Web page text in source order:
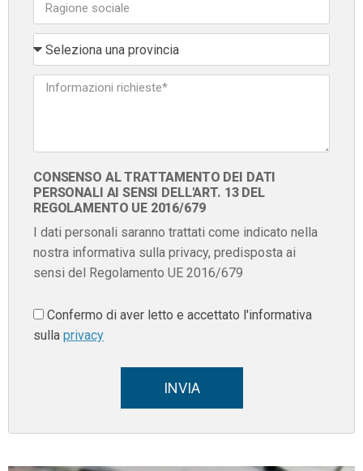
CONSENSO AL TRATTAMENTO DEI DATI
PERSONALI AI SENSI DELL'ART. 13 DEL
REGOLAMENTO UE 2016/679
I dati personali saranno trattati come indicato nella
nostra informativa sulla privacy, predisposta ai
sensi del Regolamento UE 2016/679
Confermo di aver letto e accettato l'informativa
sulla privacy
INVIA